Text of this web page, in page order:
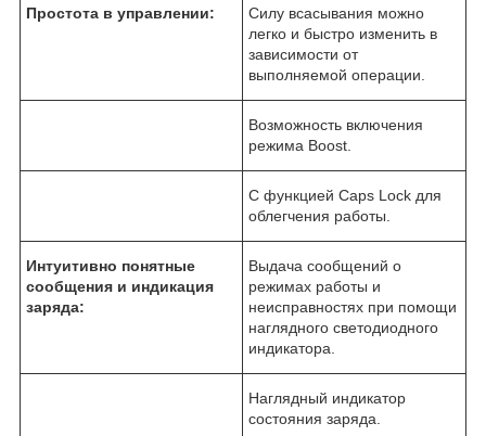
Простота в управлении:
Силу всасывания можно
легко и быстро изменить в
зависимости от
выполняемой операции.
Возможность включения
режима Boost.
С функцией Caps Lock для
облегчения работы.
Интуитивно понятные
сообщения и индикация
заряда:
Выдача сообщений о
режимах работы и
неисправностях при помощи
наглядного светодиодного
индикатора.
Наглядный индикатор
состояния заряда.